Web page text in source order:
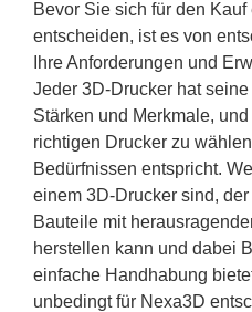
Bevor Sie sich für den
entscheiden, ist es von
Ihre Anforderungen und
Jeder 3D-Drucker hat
Stärken und Merkmale,
richtigen Drucker zu
Bedürfnissen entspricht.
einem 3D-Drucker sind,
Bauteile mit
herstellen kann und dabei
einfache Handhabung
unbedingt für Nexa3D